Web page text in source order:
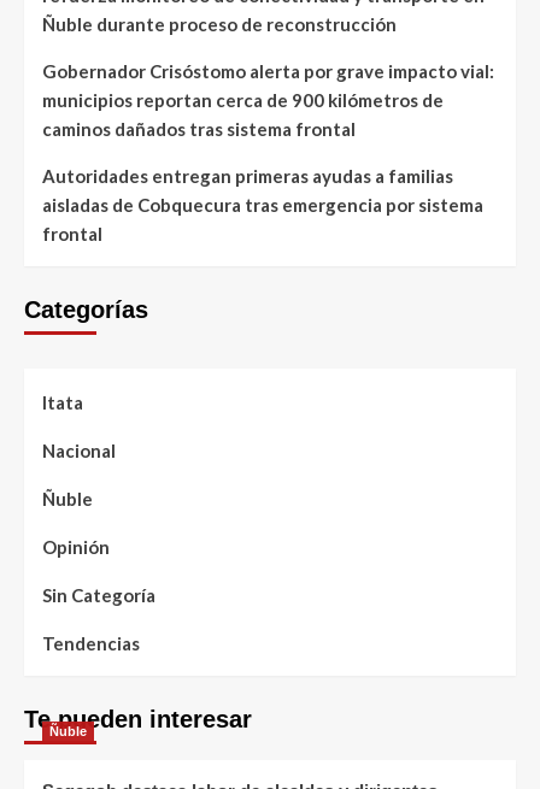
Ñuble durante proceso de reconstrucción
Gobernador Crisóstomo alerta por grave impacto vial:
municipios reportan cerca de 900 kilómetros de
caminos dañados tras sistema frontal
Autoridades entregan primeras ayudas a familias
aisladas de Cobquecura tras emergencia por sistema
frontal
Categorías
Itata
Nacional
Ñuble
Opinión
Sin Categoría
Tendencias
Te pueden interesar
Ñuble